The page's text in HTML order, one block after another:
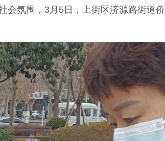
氛围，3月5日，上街区济源路街道侨